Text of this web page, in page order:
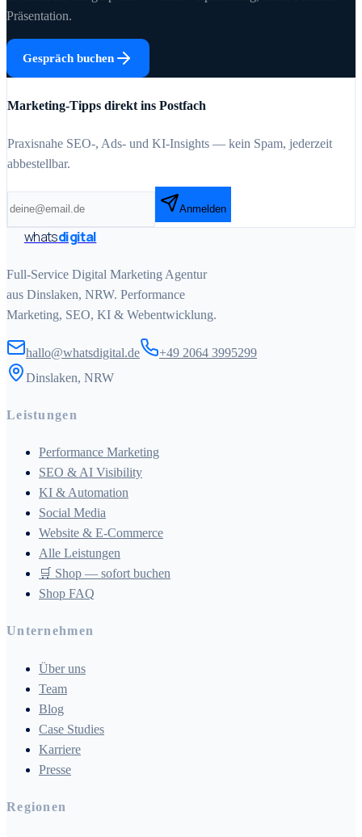
Präsentation.
Gespräch buchen
Marketing-Tipps direkt ins Postfach
Praxisnahe SEO-, Ads- und KI-Insights — kein Spam, jederzeit
abbestellbar.
Anmelden
whatsdigital
Full-Service Digital Marketing Agentur
aus Dinslaken, NRW. Performance
Marketing, SEO, KI & Webentwicklung.
hallo@whatsdigital.de
+49 2064 3995299
Dinslaken, NRW
Leistungen
Performance Marketing
SEO & AI Visibility
KI & Automation
Social Media
Website & E-Commerce
Alle Leistungen
🛒 Shop — sofort buchen
Shop FAQ
Unternehmen
Über uns
Team
Blog
Case Studies
Karriere
Presse
Regionen